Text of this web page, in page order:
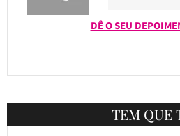
DÊ O SEU
TEM QUE